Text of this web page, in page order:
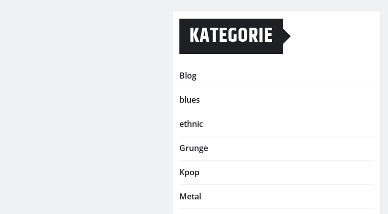
KATEGORIE
Blog
blues
ethnic
Grunge
Kpop
Metal